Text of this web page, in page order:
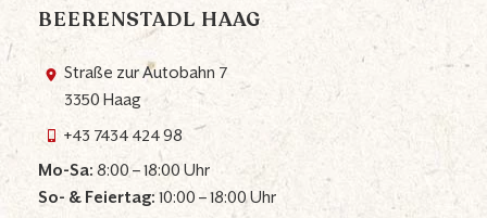
BEERENSTADL HAAG
Straße zur Autobahn 7
3350 Haag
+43 7434 424 98
Mo-Sa:8:00 – 18:00 Uhr
So- & Feiertag:10:00 – 18:00 Uhr